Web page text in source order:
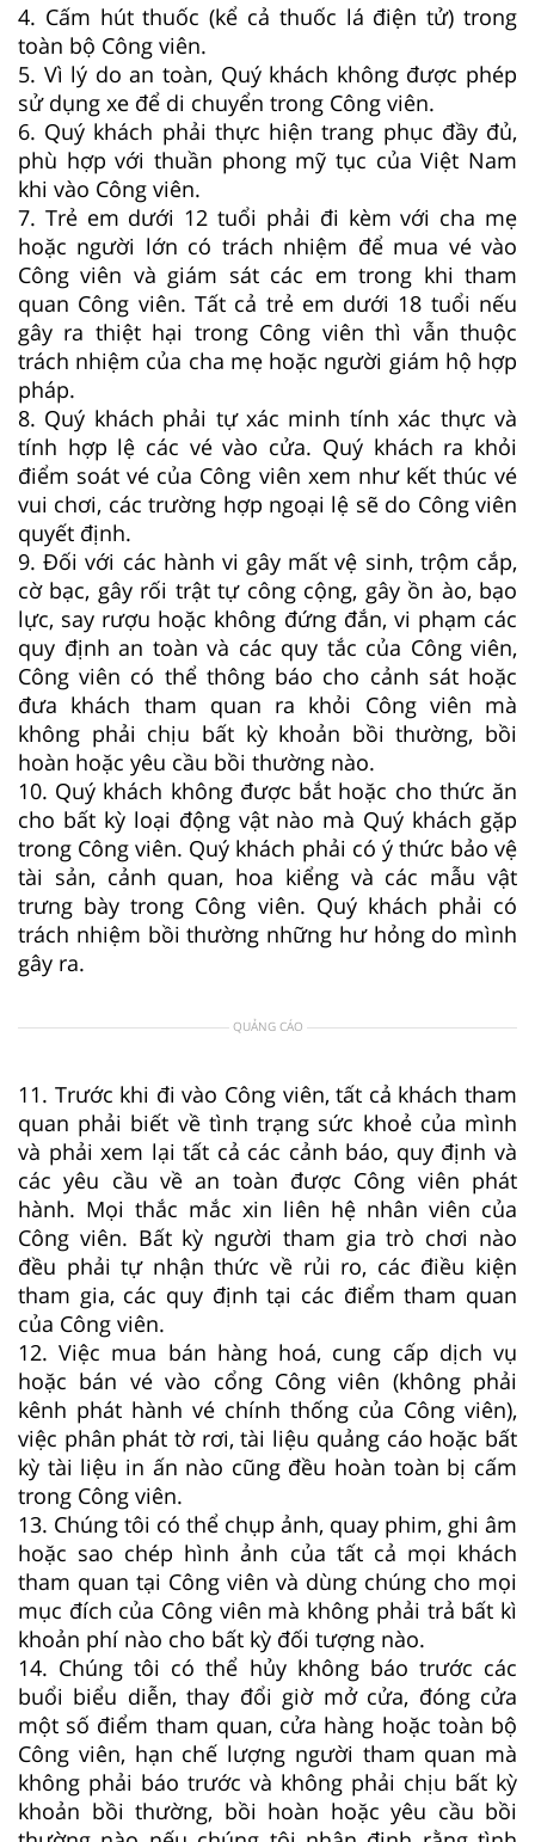
4. Cấm hút thuốc (kể cả thuốc lá điện tử) trong
toàn bộ Công viên.
5. Vì lý do an toàn, Quý khách không được phép
sử dụng xe để di chuyển trong Công viên.
6. Quý khách phải thực hiện trang phục đầy đủ,
phù hợp với thuần phong mỹ tục của Việt Nam
khi vào Công viên.
7. Trẻ em dưới 12 tuổi phải đi kèm với cha mẹ
hoặc người lớn có trách nhiệm để mua vé vào
Công viên và giám sát các em trong khi tham
quan Công viên. Tất cả trẻ em dưới 18 tuổi nếu
gây ra thiệt hại trong Công viên thì vẫn thuộc
trách nhiệm của cha mẹ hoặc người giám hộ hợp
pháp.
8. Quý khách phải tự xác minh tính xác thực và
tính hợp lệ các vé vào cửa. Quý khách ra khỏi
điểm soát vé của Công viên xem như kết thúc vé
vui chơi, các trường hợp ngoại lệ sẽ do Công viên
quyết định.
9. Đối với các hành vi gây mất vệ sinh, trộm cắp,
cờ bạc, gây rối trật tự công cộng, gây ồn ào, bạo
lực, say rượu hoặc không đứng đắn, vi phạm các
quy định an toàn và các quy tắc của Công viên,
Công viên có thể thông báo cho cảnh sát hoặc
đưa khách tham quan ra khỏi Công viên mà
không phải chịu bất kỳ khoản bồi thường, bồi
hoàn hoặc yêu cầu bồi thường nào.
10. Quý khách không được bắt hoặc cho thức ăn
cho bất kỳ loại động vật nào mà Quý khách gặp
trong Công viên. Quý khách phải có ý thức bảo vệ
tài sản, cảnh quan, hoa kiểng và các mẫu vật
trưng bày trong Công viên. Quý khách phải có
trách nhiệm bồi thường những hư hỏng do mình
gây ra.
QUẢNG CÁO
11. Trước khi đi vào Công viên, tất cả khách tham
quan phải biết về tình trạng sức khoẻ của mình
và phải xem lại tất cả các cảnh báo, quy định và
các yêu cầu về an toàn được Công viên phát
hành. Mọi thắc mắc xin liên hệ nhân viên của
Công viên. Bất kỳ người tham gia trò chơi nào
đều phải tự nhận thức về rủi ro, các điều kiện
tham gia, các quy định tại các điểm tham quan
của Công viên.
12. Việc mua bán hàng hoá, cung cấp dịch vụ
hoặc bán vé vào cổng Công viên (không phải
kênh phát hành vé chính thống của Công viên),
việc phân phát tờ rơi, tài liệu quảng cáo hoặc bất
kỳ tài liệu in ấn nào cũng đều hoàn toàn bị cấm
trong Công viên.
13. Chúng tôi có thể chụp ảnh, quay phim, ghi âm
hoặc sao chép hình ảnh của tất cả mọi khách
tham quan tại Công viên và dùng chúng cho mọi
mục đích của Công viên mà không phải trả bất kì
khoản phí nào cho bất kỳ đối tượng nào.
14. Chúng tôi có thể hủy không báo trước các
buổi biểu diễn, thay đổi giờ mở cửa, đóng cửa
một số điểm tham quan, cửa hàng hoặc toàn bộ
Công viên, hạn chế lượng người tham quan mà
không phải báo trước và không phải chịu bất kỳ
khoản bồi thường, bồi hoàn hoặc yêu cầu bồi